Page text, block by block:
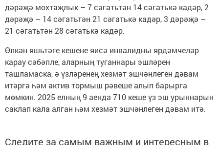
дәрәҗә мохтаҗлык – 7 сәгатьтән 14 сәгатькә кадәр, 2
дәрәҗә – 14 сәгатьтән 21 сәгатькә кадәр, 3 дәрәҗә –
21 сәгатьтән 28 сәгатькә кадәр.
Өлкән яшьтәге кешене яисә инвалидны ярдәмчеләр
карау сәбәпле, аларның туганнары эшләрен
ташламаска, ә үзләренең хезмәт эшчәнлеген дәвам
итәргә һәм актив тормыш рәвеше алып барырга
мөмкин. 2025 елның 9 аенда 710 кеше үз эш урыннарын
саклап кала алган һәм хезмәт эшчәнлеген дәвам итә.
Следите за самым важным и интересным в